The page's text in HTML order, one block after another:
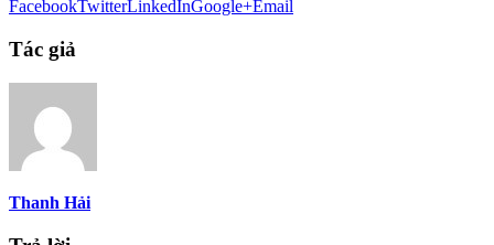
FacebookTwitterLinkedInGoogle+Email
Tác giả
Thanh Hải